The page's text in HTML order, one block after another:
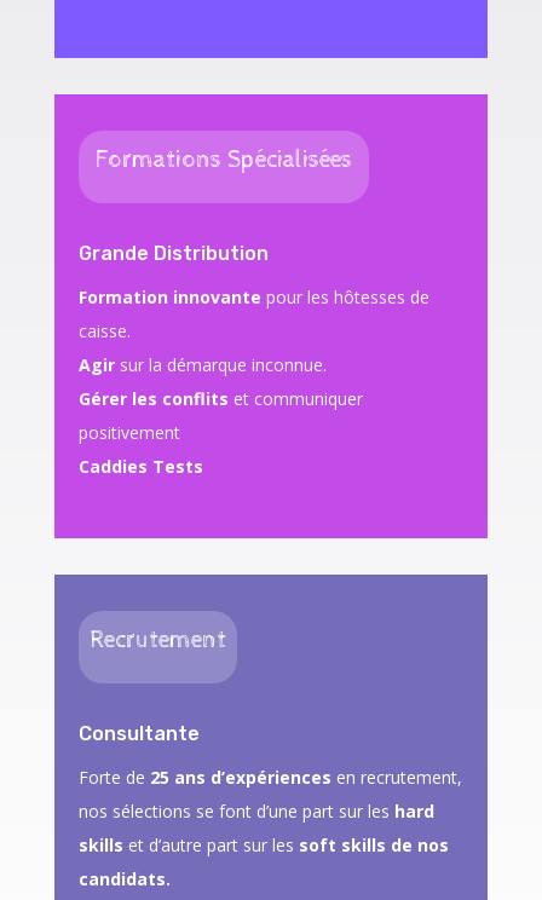
Formations Spécialisées
Grande Distribution
Formation innovante pour les hôtesses de
caisse.
Agirsur la démarque inconnue.
Gérer les conflits et communiquer
positivement
Caddies Tests
Recrutement
Consultante
Forte de 25 ans d’expériences en recrutement,
nos sélections se font d’une part sur les hard
skills et d’autre part sur les soft skills de nos
candidats.